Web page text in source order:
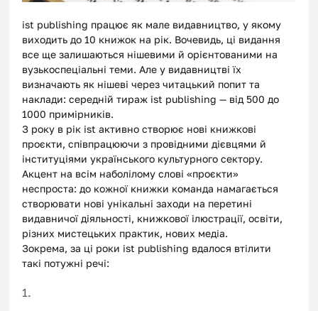
ist publishing працює як мале видавництво, у якому
виходить до 10 книжок на рік. Вочевидь, ці видання
все ще залишаються нішевими й орієнтованими на
вузькоспеціальні теми. Але у видавництві їх
визначають як нішеві через читацький попит та
наклади: середній тираж ist publishing — від 500 до
1000 примірників.
З року в рік ist активно створює нові книжкові
проєкти, співпрацюючи з провідними дієвцями й
інституціями українського культурного сектору.
Акцент на всім наболілому слові «проєкти»
неспроста: до кожної книжки команда намагається
створювати нові унікальні заходи на перетині
видавничої діяльності, книжкової ілюстрації, освіти,
різних мистецьких практик, нових медіа.
Зокрема, за ці роки ist publishing вдалося втілити
такі потужні речі:
1.